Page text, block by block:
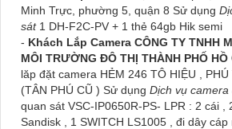
Minh Trực, phường 5, quận 8 Sử dụng
sát 1 DH-F2C-PV + 1 thẻ 64gb Hik semi
- Khách Lắp Camera CÔNG TY TNHH
MÔI TRƯỜNG ĐÔ THỊ THÀNH PHỐ HỒ
lăp đặt camera HẺM 246 TÔ HIỆU , PHÚ
(TÂN PHÚ CŨ ) Sử dụng Dịch vụ
quan sát VSC-IP0650R-PS- LPR : 2 cái ,
Sandisk , 1 SWITCH LS1005 , đi dây cáp